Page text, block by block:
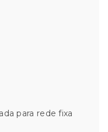
para rede fixa